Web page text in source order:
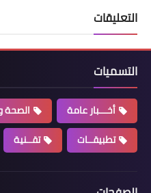
التعليقات
التسميات
أخـــبار عامة الصحة
تطبيقــات
تقــنية